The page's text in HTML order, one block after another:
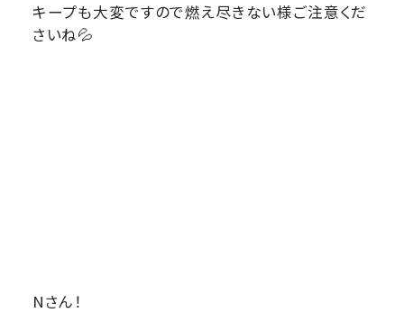
キープも大変ですので燃え尽きない様ご注意くだ
さいね💦
Nさん！